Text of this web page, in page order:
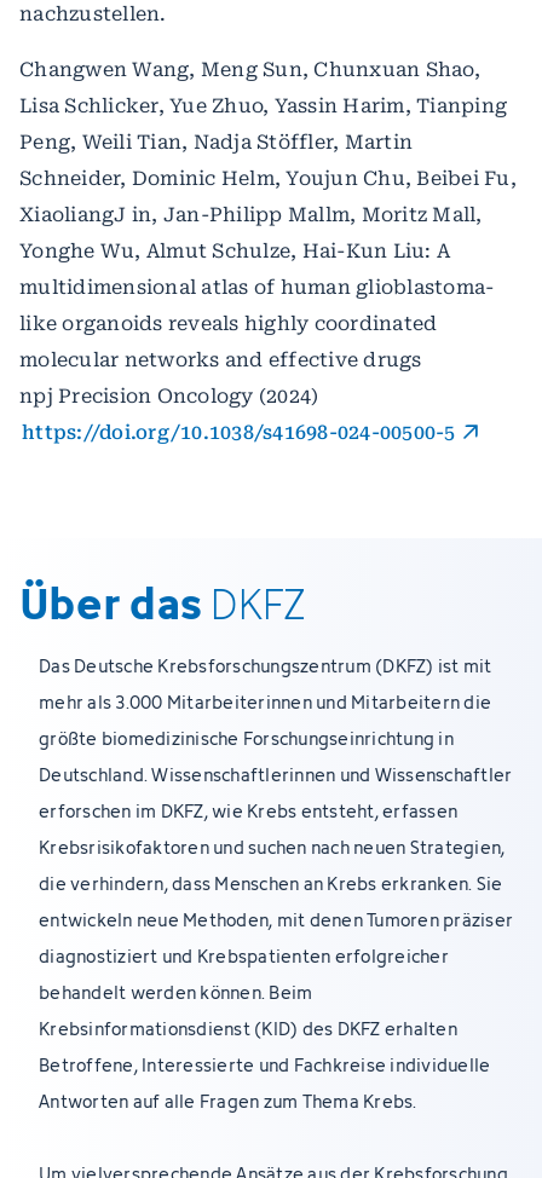
nachzustellen.
Changwen Wang, Meng Sun, Chunxuan Shao,
Lisa Schlicker, Yue Zhuo, Yassin Harim, Tianping
Peng, Weili Tian, Nadja Stöffler, Martin
Schneider, Dominic Helm, Youjun Chu, Beibei Fu,
XiaoliangJ in, Jan-Philipp Mallm, Moritz Mall,
Yonghe Wu, Almut Schulze, Hai-Kun Liu: A
multidimensional atlas of human glioblastoma-
like organoids reveals highly coordinated
molecular networks and effective drugs
npj Precision Oncology (2024)
https://doi.org/10.1038/s41698-024-00500-5
Über das DKFZ
Das Deutsche Krebsforschungszentrum (DKFZ) ist mit
mehr als 3.000 Mitarbeiterinnen und Mitarbeitern die
größte biomedizinische Forschungseinrichtung in
Deutschland. Wissenschaftlerinnen und Wissenschaftler
erforschen im DKFZ, wie Krebs entsteht, erfassen
Krebsrisikofaktoren und suchen nach neuen Strategien,
die verhindern, dass Menschen an Krebs erkranken. Sie
entwickeln neue Methoden, mit denen Tumoren präziser
diagnostiziert und Krebspatienten erfolgreicher
behandelt werden können. Beim
Krebsinformationsdienst (KID) des DKFZ erhalten
Betroffene, Interessierte und Fachkreise individuelle
Antworten auf alle Fragen zum Thema Krebs.